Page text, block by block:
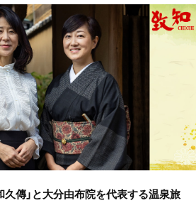
久傳」と大分由布院を代表する温泉旅